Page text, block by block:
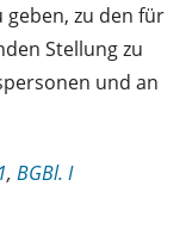
zu den für
Stellung zu
und an
, BGBl. I